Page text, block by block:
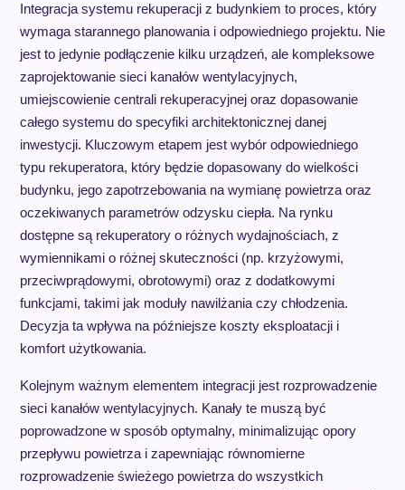
Integracja systemu rekuperacji z budynkiem to proces, który
wymaga starannego planowania i odpowiedniego projektu. Nie
jest to jedynie podłączenie kilku urządzeń, ale kompleksowe
zaprojektowanie sieci kanałów wentylacyjnych,
umiejscowienie centrali rekuperacyjnej oraz dopasowanie
całego systemu do specyfiki architektonicznej danej
inwestycji. Kluczowym etapem jest wybór odpowiedniego
typu rekuperatora, który będzie dopasowany do wielkości
budynku, jego zapotrzebowania na wymianę powietrza oraz
oczekiwanych parametrów odzysku ciepła. Na rynku
dostępne są rekuperatory o różnych wydajnościach, z
wymiennikami o różnej skuteczności (np. krzyżowymi,
przeciwprądowymi, obrotowymi) oraz z dodatkowymi
funkcjami, takimi jak moduły nawilżania czy chłodzenia.
Decyzja ta wpływa na późniejsze koszty eksploatacji i
komfort użytkowania.
Kolejnym ważnym elementem integracji jest rozprowadzenie
sieci kanałów wentylacyjnych. Kanały te muszą być
poprowadzone w sposób optymalny, minimalizując opory
przepływu powietrza i zapewniając równomierne
rozprowadzenie świeżego powietrza do wszystkich